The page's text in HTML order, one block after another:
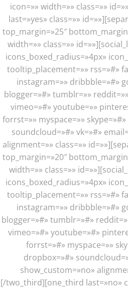
icon=»» width=»» class=»»
last=»yes» class=»»
top_margin=»25″
width=»» class=»»
icons_boxed_radius=»4px»
tooltip_placement=»» rss=»#»
instagram=»» dribbble=»#»
blogger=»#» tumblr=»»
vimeo=»#» youtube=»»
forrst=»» myspace=»»
soundcloud=»#» vk=»#»
alignment=»» class=»»
top_margin=»20″
width=»» class=»»
icons_boxed_radius=»4px»
tooltip_placement=»» rss=»#»
instagram=»» dribbble=»#»
blogger=»#» tumblr=»#»
vimeo=»#» youtube=»#»
forrst=»#» myspace=»»
dropbox=»#»
show_custom=»no»
[/two_third][one_third last=»no»